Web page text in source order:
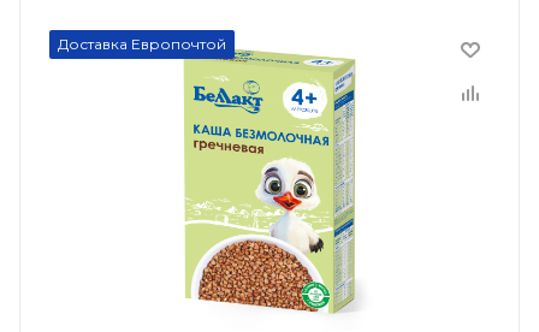
Доставка Европочтой